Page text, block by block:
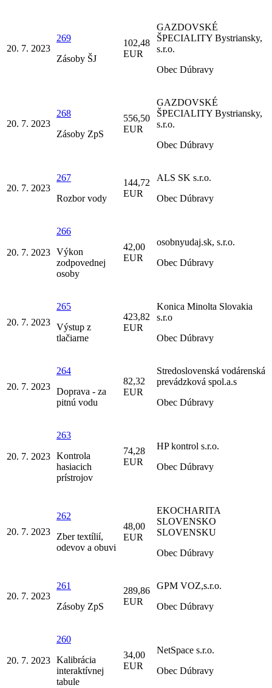
20. 7. 2023
269
Zásoby ŠJ
102,48
EUR
GAZDOVSKÉ
ŠPECIALITY Bystriansky,
s.r.o.
Obec Dúbravy
20. 7. 2023
268
Zásoby ZpS
556,50
EUR
GAZDOVSKÉ
ŠPECIALITY Bystriansky,
s.r.o.
Obec Dúbravy
20. 7. 2023
267
Rozbor vody
144,72
EUR
ALS SK s.r.o.
Obec Dúbravy
20. 7. 2023
266
Výkon
zodpovednej
osoby
42,00
EUR
osobnyudaj.sk, s.r.o.
Obec Dúbravy
20. 7. 2023
265
Výstup z
tlačiarne
423,82
EUR
Konica Minolta Slovakia
s.r.o
Obec Dúbravy
20. 7. 2023
264
Doprava - za
pitnú vodu
82,32
EUR
Stredoslovenská vodárenská
prevádzková spol.a.s
Obec Dúbravy
20. 7. 2023
263
Kontrola
hasiacich
prístrojov
74,28
EUR
HP kontrol s.r.o.
Obec Dúbravy
20. 7. 2023
262
Zber textílií,
odevov a obuvi
48,00
EUR
EKOCHARITA
SLOVENSKO
SLOVENSKU
Obec Dúbravy
20. 7. 2023
261
Zásoby ZpS
289,86
EUR
GPM VOZ,s.r.o.
Obec Dúbravy
20. 7. 2023
260
Kalibrácia
interaktívnej
tabule
34,00
EUR
NetSpace s.r.o.
Obec Dúbravy